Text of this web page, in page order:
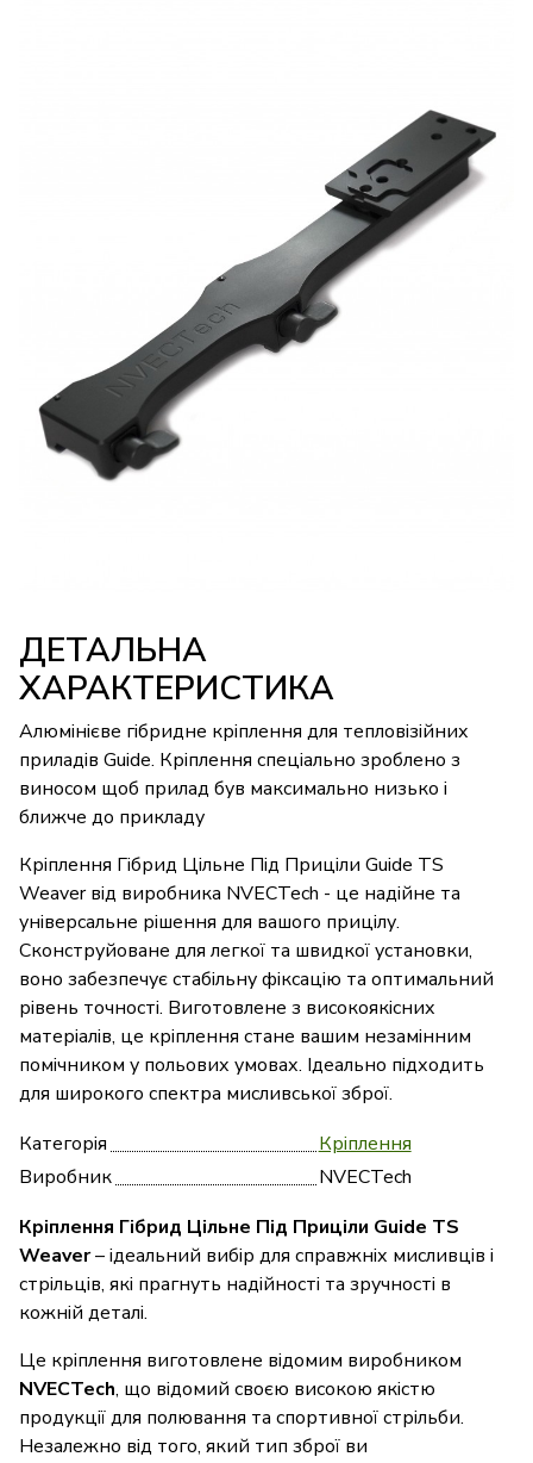
ДЕТАЛЬНА
ХАРАКТЕРИСТИКА
Алюмінієве гібридне кріплення для тепловізійних
приладів Guide. Кріплення спеціально зроблено з
виносом щоб прилад був максимально низько і
ближче до прикладу
Кріплення Гібрид Цільне Під Приціли Guide TS
Weaver від виробника NVECTech - це надійне та
універсальне рішення для вашого прицілу.
Сконструйоване для легкої та швидкої установки,
воно забезпечує стабільну фіксацію та оптимальний
рівень точності. Виготовлене з високоякісних
матеріалів, це кріплення стане вашим незамінним
помічником у польових умовах. Ідеально підходить
для широкого спектра мисливської зброї.
Категорія
Кріплення
Виробник
NVECTech
Кріплення Гібрид Цільне Під Приціли Guide TS
Weaver– ідеальний вибір для справжніх мисливців і
стрільців, які прагнуть надійності та зручності в
кожній деталі.
Це кріплення виготовлене відомим виробником
NVECTech, що відомий своєю високою якістю
продукції для полювання та спортивної стрільби.
Незалежно від того, який тип зброї ви